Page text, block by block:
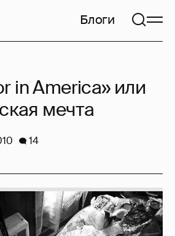
Блоги
in America» или
мечта
14